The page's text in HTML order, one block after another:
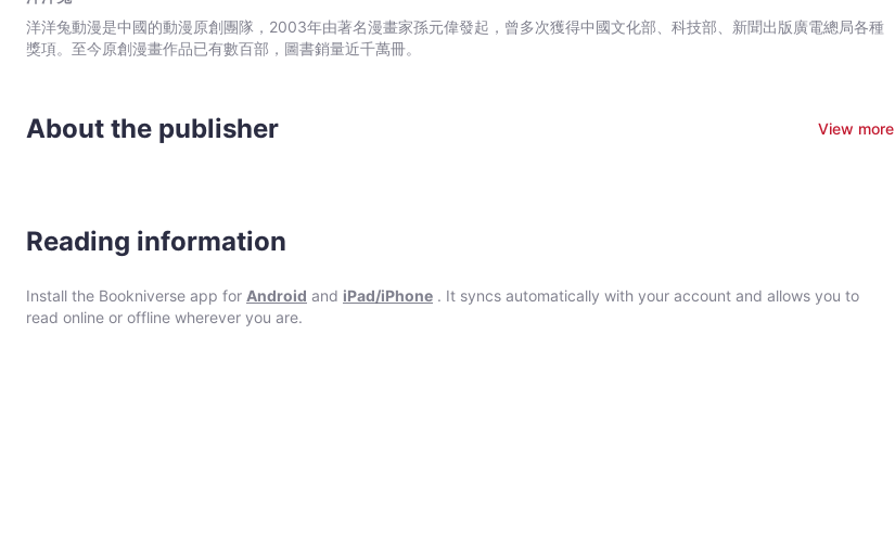
洋洋兔動漫是中國的動漫原創團隊，2003年由著名漫畫家孫元偉發起，曾多次獲得中國文化部、科技部、新聞出版廣電總局各種
獎項。至今原創漫畫作品已有數百部，圖書銷量近千萬冊。
About the publisher View more
Reading information
Install the Bookniverse app for Android and iPad/iPhone . It syncs automatically with your account and allows you to
read online or offline wherever you are.